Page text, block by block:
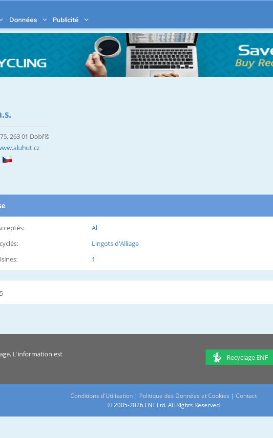
Données Publicité
263 01 Dobříš
Al
Lingots d'Alliage
1
L'information est
Recyclage ENF
Conditions d'Utilisation | Politique des Données et Cookies | Contact
© 2005-2026 ENF Ltd. All Rights Reserved